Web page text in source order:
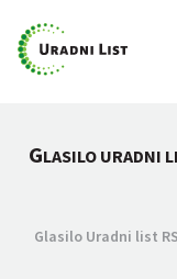
GLASILO URADNI
Glasilo Uradni list RS